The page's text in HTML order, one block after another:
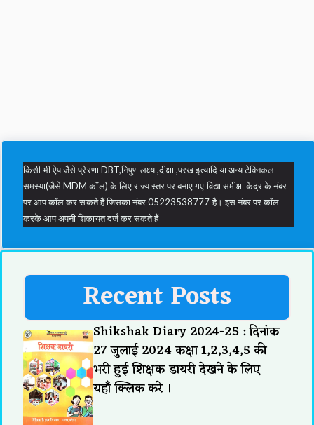
किसी भी ऐप जैसे प्रेरणा DBT,निपुण लक्ष्य ,दीक्षा ,परख इत्यादि या अन्य टेक्निकल
समस्या(जैसे MDM कॉल) के लिए राज्य स्तर पर बनाए गए विद्या समीक्षा केंद्र के नंबर
पर आप कॉल कर सकते हैं जिसका नंबर 05223538777 है। इस नंबर पर कॉल
करके आप अपनी शिकायत दर्ज कर सकते हैं
Recent Posts
Shikshak Diary 2024-25 : दिनांक
27 जुलाई 2024 कक्षा 1,2,3,4,5 की
भरी हुई शिक्षक डायरी देखने के लिए
यहाँ क्लिक करे ।